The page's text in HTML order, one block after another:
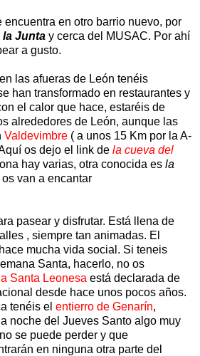
encuentra en otro barrio nuevo, por
la Junta y cerca del MUSAC. Por ahí
a gusto.
las afueras de León tenéis
han transformado en restaurantes y
el calor que hace, estaréis de
alrededores de León, aunque las
Valdevimbre ( a unos 15 Km por la A-
os dejo el link de la cueva del
hay varias, otra conocida es la
os van a encantar
pasear y disfrutar. Está llena de
, siempre tan animadas. El
mucha vida social. Si teneis
Santa, hacerlo, no os
Santa Leonesa está declarada de
desde hace unos pocos años.
tenéis el entierro de Genarín,
noche del Jueves Santo algo muy
se puede perder y que
en ninguna otra parte del